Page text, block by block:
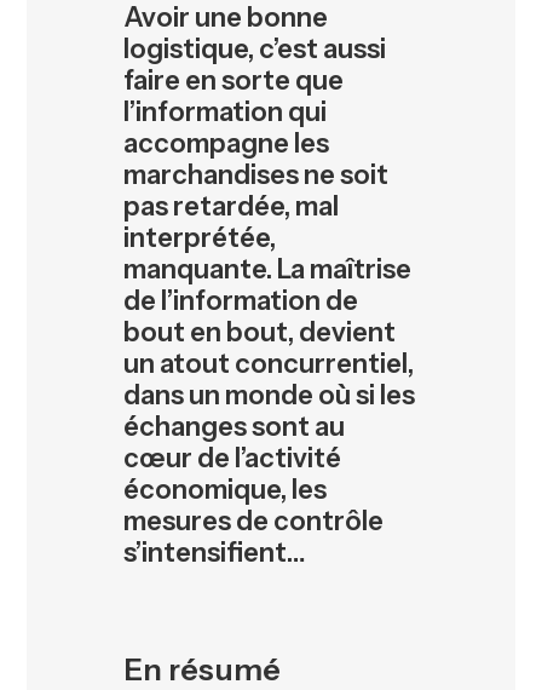
Avoir une bonne
logistique, c’est aussi
faire en sorte que
l’information qui
accompagne les
marchandises ne soit
pas retardée, mal
interprétée,
manquante. La maîtrise
de l’information de
bout en bout, devient
un atout concurrentiel,
dans un monde où si les
échanges sont au
cœur de l’activité
économique, les
mesures de contrôle
s’intensifient…
En résumé